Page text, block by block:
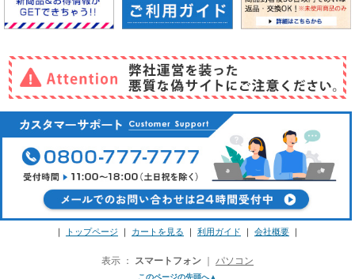
｜ トップページ ｜ カートを見る ｜ 利用ガイド ｜ 会社概要 ｜
表示 ： スマートフォン パソコン
このページの先頭へ▲